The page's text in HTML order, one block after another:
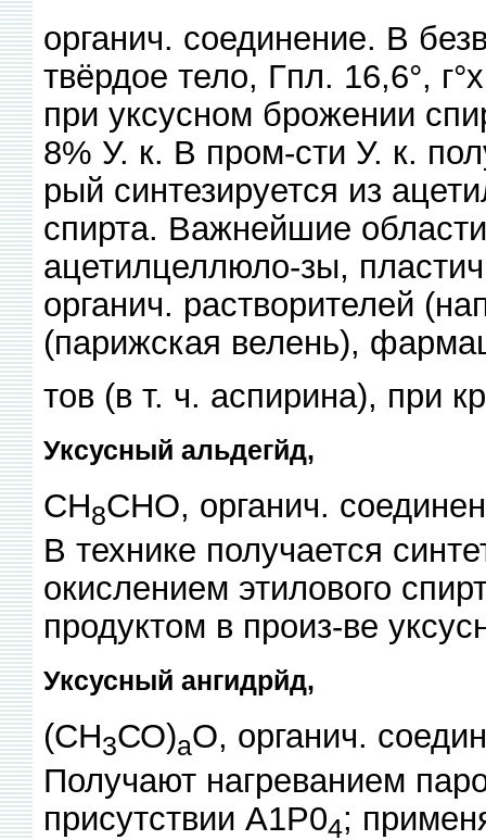
органич. соединение. В
твёрдое тело, Гпл. 16,6°,
при уксусном брожении
8% У. к. В пром-сти У. к.
рый синтезируется из
спирта. Важнейшие
ацетилцеллюло-зы,
органич. растворителей
(парижская велень),
тов (в т. ч. аспирина), при
Уксусный альдегйд,
СН8СНО, органич.
В технике получается
окислением этилового
продуктом в произ-ве
Уксусный ангидрйд,
(СН3СО)аО, органич.
Получают нагреванием
присутствии А1Р04;